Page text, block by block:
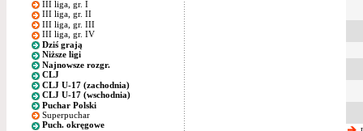
III liga, gr. I
III liga, gr. II
III liga, gr. III
III liga, gr. IV
Dziś grają
Niższe ligi
Najnowsze rozgr.
CLJ
CLJ U-17 (zachodnia)
CLJ U-17 (wschodnia)
Puchar Polski
Superpuchar
Puch. okręgowe